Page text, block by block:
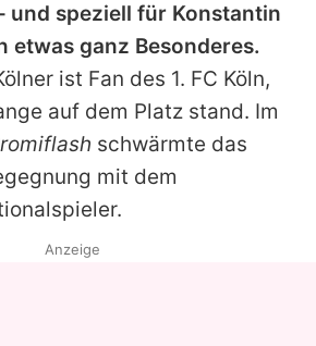
Richtlinien
Impressum
Utiq verwalten
und speziell für Konstantin
etwas ganz Besonderes.
ist Fan des 1. FC Köln,
auf dem Platz stand. Im
schwärmte das
mit dem
Anzeige